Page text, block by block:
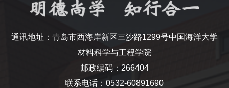
通讯地址：青岛市西海岸新区三沙路1299号中国海洋大学
材料科学与工程学院
邮政编码：266404
联系电话：0532-60891690